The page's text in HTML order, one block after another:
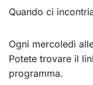
Quando ci
Ogni mercoledì
Potete trovare il
programma.